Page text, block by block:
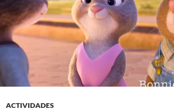
ACTIVIDADES